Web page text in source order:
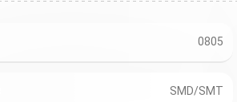
0805
SMD/SMT